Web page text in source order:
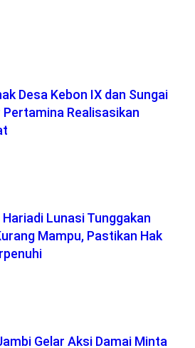
Desa Kebon IX dan Sungai
Realisasikan
Lunasi Tunggakan
Mampu, Pastikan Hak
Gelar Aksi Damai Minta